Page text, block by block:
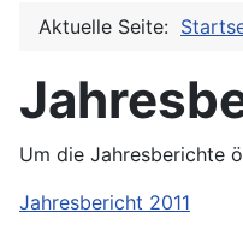
Aktuelle Seite:
Um die Jahresberichte
Jahresbericht 2011